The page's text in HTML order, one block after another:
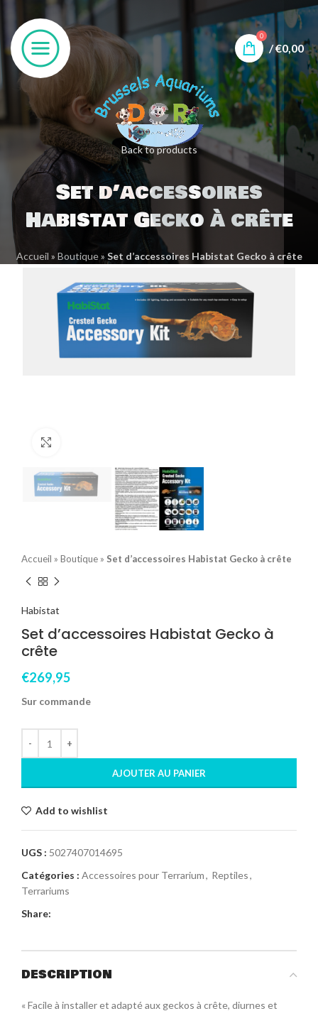
0
/€0,00
Back to products
Set d’accessoires
Habistat Gecko à crête
Accueil » Boutique» Set d’accessoires Habistat Gecko à crête
Accueil » Boutique » Set d’accessoires Habistat Gecko à crête
Habistat
Set d’accessoires Habistat Gecko à
crête
€269,95
Sur commande
AJOUTER AU PANIER
Add to wishlist
UGS : 5027407014695
Catégories : Accessoires pour Terrarium, Reptiles,
Terrariums
Share:
DESCRIPTION
« Facile à installer et adapté aux geckos à crête, diurnes et